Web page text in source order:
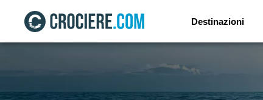
Destinazioni